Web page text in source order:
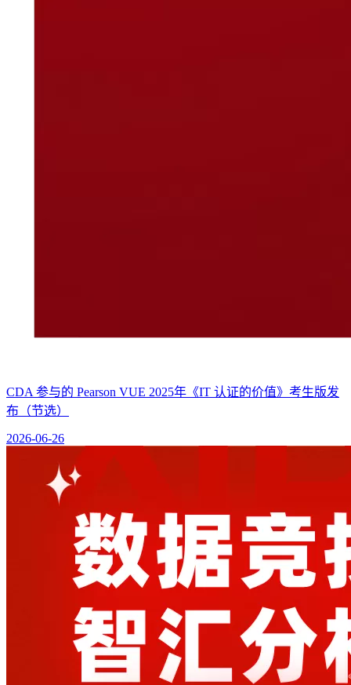
CDA 参与的 Pearson VUE 2025年《IT 认证的价值》考生版发
布（节选）
2026-06-26